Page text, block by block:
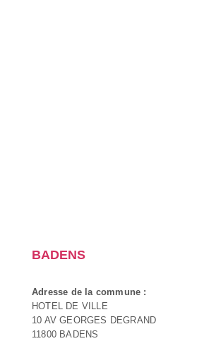
BADENS
Adresse de la commune :
HOTEL DE VILLE
10 AV GEORGES DEGRAND
11800 BADENS